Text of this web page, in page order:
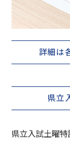
詳細は
県立
県立入試土曜特